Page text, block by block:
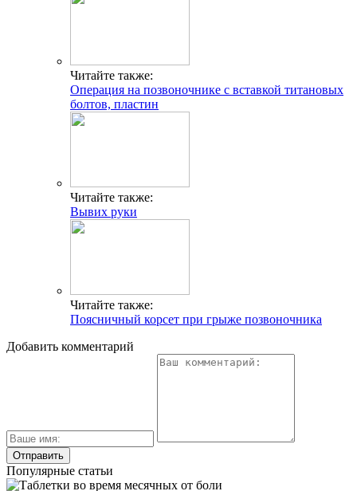
Читайте также:
Операция на позвоночнике с вставкой титановых
болтов, пластин
Читайте также:
Вывих руки
Читайте также:
Поясничный корсет при грыже позвоночника
Добавить комментарий
Популярные статьи